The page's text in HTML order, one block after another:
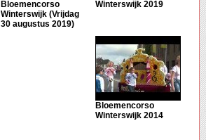
Bloemencorso
Winterswijk (Vrijdag
30 augustus 2019)
Winterswijk 2019
Bloemencorso
Winterswijk 2014